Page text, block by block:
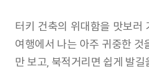
터키 건축의 위대함을 맛보러
여행에서 나는 아주 귀중한 것
만 보고, 북적거리면 쉽게 발